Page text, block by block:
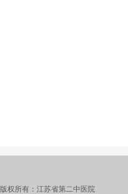
版权所有：江苏省第二中医院